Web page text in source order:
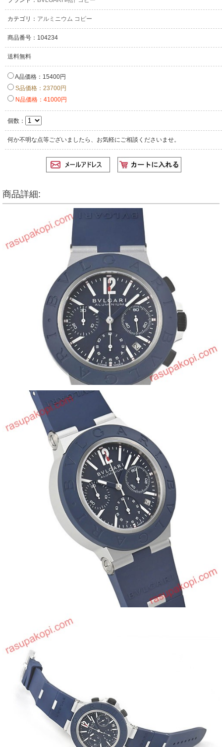
カテゴリ： アルミニウム コピー
商品番号：104234
送料無料
A品価格：15400円
S品価格：23700円
N品価格：41000円
個数：
何か不明な点等ございましたら、お気軽にご相談くださいませ。
商品詳細: